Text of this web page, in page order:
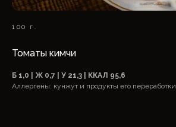
100 г.
Томаты кимчи
Б 1,0 | Ж 0,7 | У 21,3 | ККАЛ 95,6
Аллергены: кунжут и продукты его переработки